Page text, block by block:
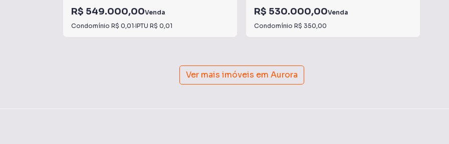
R$ 549.000,00Venda
Condomínio R$ 0,01·IPTU R$ 0,01
R$ 530.000,00Venda
Condomínio R$ 350,00
Ver mais imóveis em Aurora